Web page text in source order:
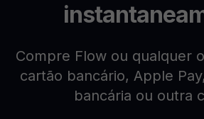
Compre Flow ou qualquer
cartão bancário, Apple
bancária ou outra